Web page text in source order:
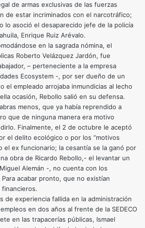
de armas exclusivas de las fuerzas
de estar incriminados con el narcotráfico;
lo asoció el desaparecido jefe de la policía
Enrique Ruiz Arévalo.
en la sagrada nómina, el
Roberto Velázquez Jardón, fue
– perteneciente a la empresa
Ecosystem -, por ser dueño de un
el empleado arrojaba inmundicias al lecho
ocasión, Rebollo salió en su defensa.
menos, que ya había reprendido a
que de ninguna manera era motivo
Finalmente, el 2 de octubre le aceptó
el delito ecológico o por los “motivos
el ex funcionario; la cesantía se la ganó por
obra de Ricardo Rebollo,- el levantar un
Alemán -, no cuenta con los
acabar pronto, que no existían
de experiencia fallida en la administración
en dos años al frente de la SEDECO
en las trapacerías públicas, Ismael